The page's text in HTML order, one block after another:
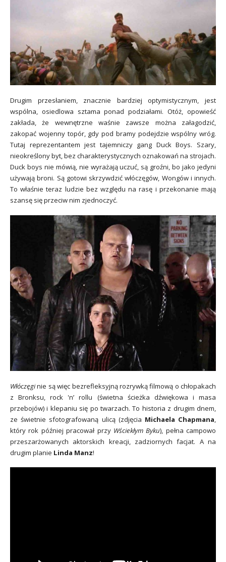
Drugim przesłaniem, znacznie bardziej optymistycznym, jest
wspólna, osiedlowa sztama ponad podziałami. Otóż, opowieść
zakłada, że wewnętrzne waśnie zawsze można załagodzić,
zakopać wojenny topór, gdy pod bramy podejdzie wspólny wróg.
Tutaj reprezentantem jest tajemniczy gang Duck Boys. Szary,
nieokreślony byt, bez charakterystycznych oznakowań na strojach.
Duck boys nie mówią, nie wyrażają uczuć, są groźni, bo jako jedyni
używają broni. Są gotowi skrzywdzić włóczęgów, Wongów i innych.
To właśnie teraz ludzie bez względu na rasę i przekonanie mają
szansę się przeciw nim zjednoczyć.
Włóczęginie są więc bezrefleksyjną rozrywką filmową o chłopakach
z Bronksu, rock 'n’ rollu (świetna ścieżka dźwiękowa i masa
przebojów) i klepaniu się po twarzach. To historia z drugim dnem,
ze świetnie sfotografowaną ulicą (zdjęcia Michaela Chapmana,
który rok później pracował przy Wściekłym Byku), pełna campowo
przeszarżowanych aktorskich kreacji, zadziornych facjat. A na
drugim planie Linda Manz!